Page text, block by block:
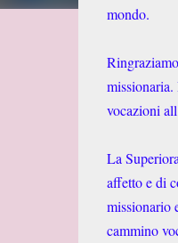
mondo.
vocazioni
La
affetto e di
missionario
cammino